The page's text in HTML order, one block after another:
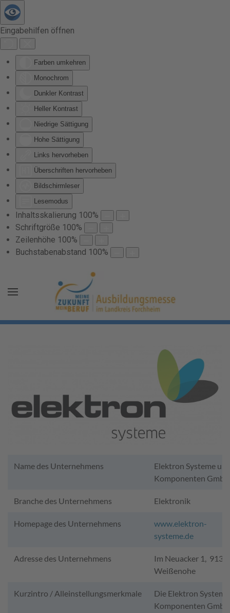
Eingabehilfen öffnen
Farben umkehren
Monochrom
Dunkler Kontrast
Heller Kontrast
Niedrige Sättigung
Hohe Sättigung
Links hervorheben
Überschriften hervorheben
Bildschirmleser
Lesemodus
Inhaltsskalierung 100%
Schriftgröße 100%
Zeilenhöhe 100%
Buchstabenabstand 100%
Zum Hauptinhalt springen
Name des Unternehmens
Elektron Systeme
Komponenten GmbH
Branche des Unternehmens Elektronik
Homepage des Unternehmens
www.elektron-
systeme.de
Adresse des Unternehmens
Im Neuacker 1,
Weißenohe
Kurzintro / Alleinstellungsmerkmale
Die Elektron
Komponenten